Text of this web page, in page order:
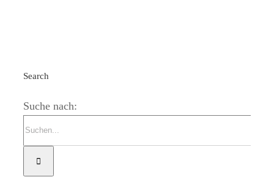
Search
Suche nach: